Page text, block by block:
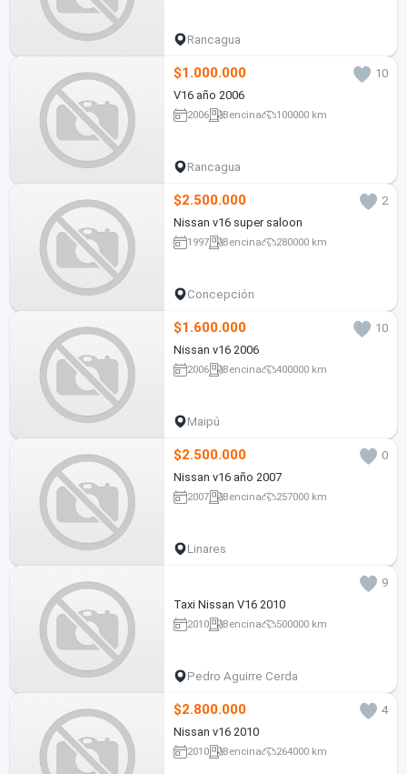
Rancagua
$1.000.000
10
V16 año 2006
2006 Bencina 100000 km
Rancagua
$2.500.000
2
Nissan v16 super saloon
1997 Bencina 280000 km
Concepción
$1.600.000
10
Nissan v16 2006
2006 Bencina 400000 km
Maipú
$2.500.000
0
Nissan v16 año 2007
2007 Bencina 257000 km
Linares
9
Taxi Nissan V16 2010
2010 Bencina 500000 km
Pedro Aguirre Cerda
$2.800.000
4
Nissan v16 2010
2010 Bencina 264000 km